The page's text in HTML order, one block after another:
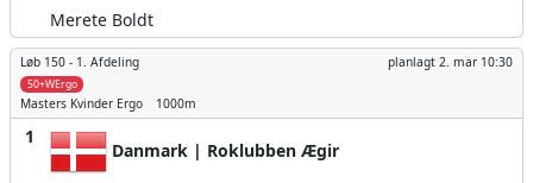
Merete Boldt
Løb 150 - 1. Afdeling planlagt 2. mar 10:30
50+WErgo
Masters Kvinder Ergo 1000m
1
Danmark | Roklubben Ægir